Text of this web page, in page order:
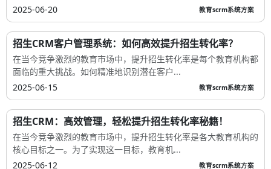
2025-06-20
教育scrm系统方案
招生CRM客户管理系统：如何高效提升招生转化率？
在当今竞争激烈的教育市场中，提升招生转化率是每个教育机构都
面临的重大挑战。如何精准地识别潜在客户...
2025-06-15
教育scrm系统方案
招生CRM：高效管理，轻松提升招生转化率秘籍！
在当今竞争激烈的教育市场中，提升招生转化率是各大教育机构的
核心目标之一。为了实现这一目标，教育机...
2025-06-12
教育scrm系统方案